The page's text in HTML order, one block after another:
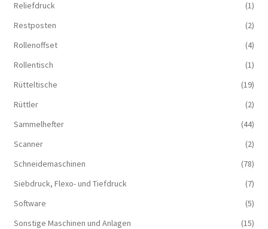
Reliefdruck
(1)
Restposten
(2)
Rollenoffset
(4)
Rollentisch
(1)
Rütteltische
(19)
Rüttler
(2)
Sammelhefter
(44)
Scanner
(2)
Schneidemaschinen
(78)
Siebdruck, Flexo- und Tiefdruck
(7)
Software
(5)
Sonstige Maschinen und Anlagen
(15)